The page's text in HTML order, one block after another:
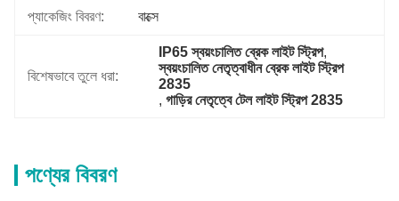
প্যাকেজিং বিবরণ: বাক্সে
বিশেষভাবে তুলে ধরা:
IP65 স্বয়ংচালিত ব্রেক লাইট স্ট্রিপ,
স্বয়ংচালিত নেতৃত্বাধীন ব্রেক লাইট স্ট্রিপ
2835
, গাড়ির নেতৃত্বে টেল লাইট স্ট্রিপ 2835
পণ্যের বিবরণ